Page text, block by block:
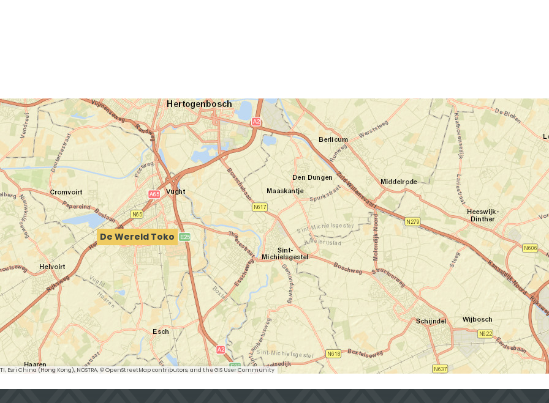
De Wereld Toko
Esri China (Hong Kong), NOSTRA, © OpenStreetMap contributors, and the GIS User Community